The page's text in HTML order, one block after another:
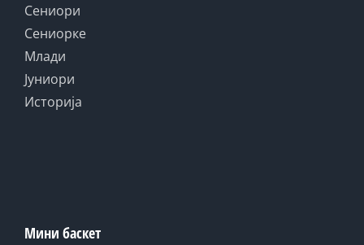
Сениори
Сениорке
Млади
Јуниори
Историја
Мини баскет